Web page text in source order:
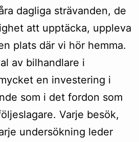
dagliga strävanden, de
att upptäcka, uppleva
plats där vi hör hemma.
av bilhandlare i
en investering i
som i det fordon som
Varje besök,
undersökning leder